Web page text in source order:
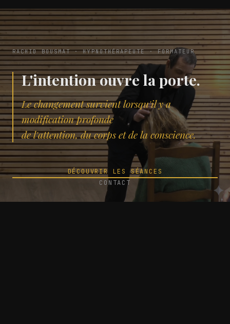
RACHID BOUSMAT · HYPNOTHÉRAPEUTE · FORMATEUR
L'intention ouvre la porte.
Le changement survient lorsqu'il y a
modification profonde
de l'attention, du corps et de la conscience.
DÉCOUVRIR LES SÉANCES
CONTACT